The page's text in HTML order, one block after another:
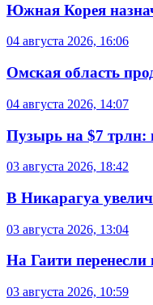
Южная Корея
04 августа 2026, 16:06
Омская область
04 августа 2026, 14:07
Пузырь на $7 трлн:
03 августа 2026, 18:42
В Никарагуа
03 августа 2026, 13:04
На Гаити
03 августа 2026, 10:59